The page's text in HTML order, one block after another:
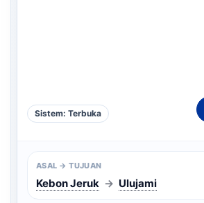
Sistem: Terbuka
ASAL → TUJUAN
Kebon Jeruk → Ulujami